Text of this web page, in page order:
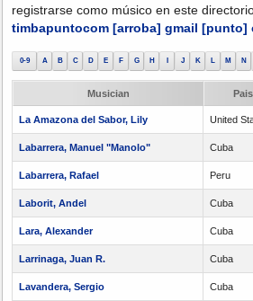
registrarse como músico en este
timbapuntocom [arroba] gmail [punto]
0-9 A B C D E F G H J K L M N
Musician Pais
La Amazona del Sabor, Lily United
Labarrera, Manuel "Manolo" Cuba
Labarrera, Rafael Peru
Laborit, Andel Cuba
Lara, Alexander Cuba
Larrinaga, Juan R. Cuba
Lavandera, Sergio Cuba